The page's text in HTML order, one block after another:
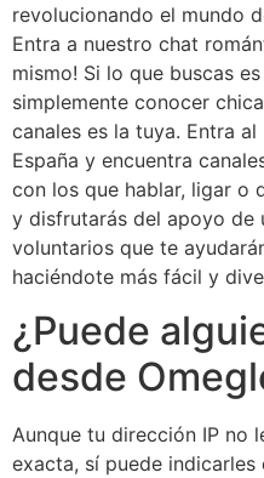
revolucionando el mundo
Entra a nuestro chat
mismo! Si lo que buscas
simplemente conocer
canales es la tuya. Entra
España y encuentra
con los que hablar, ligar o
y disfrutarás del apoyo de
voluntarios que te
haciéndote más fácil y
¿Puede
desde
Aunque tu dirección IP no
exacta, sí puede